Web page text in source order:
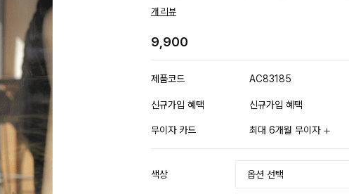
개 리뷰
9,900
제품코드 AC83185
신규가입 혜택 신규가입 혜택
무이자 카드 최대 6개월 무이자
색상